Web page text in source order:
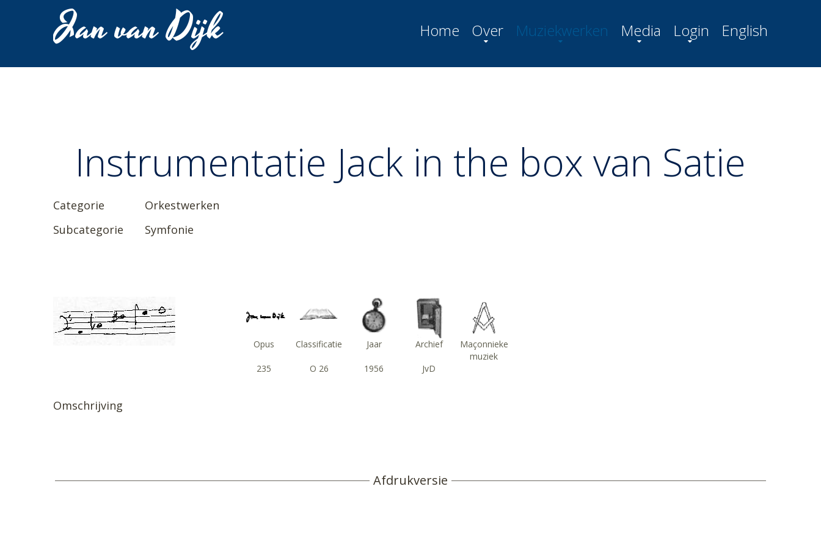
Jan van Dijk Home Over Muziekwerken Media Login English
Instrumentatie Jack in the box van Satie
Categorie
Orkestwerken
Subcategorie
Symfonie
Opus Classificatie Jaar Archief
Maçonnieke
muziek
235
O 26 1956 JvD
Omschrijving
Afdrukversie